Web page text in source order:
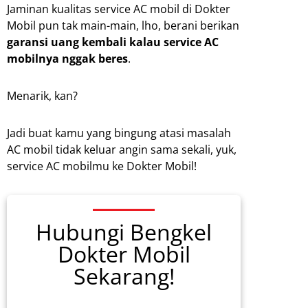
Jaminan kualitas service AC mobil di Dokter
Mobil pun tak main-main, lho, berani berikan
garansi uang kembali kalau service AC
mobilnya nggak beres.
Menarik, kan?
Jadi buat kamu yang bingung atasi masalah
AC mobil tidak keluar angin sama sekali, yuk,
service AC mobilmu ke Dokter Mobil!
Hubungi Bengkel
Dokter Mobil
Sekarang!